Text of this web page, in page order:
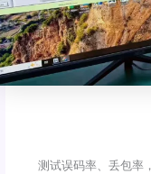
测试误码率、丢包率